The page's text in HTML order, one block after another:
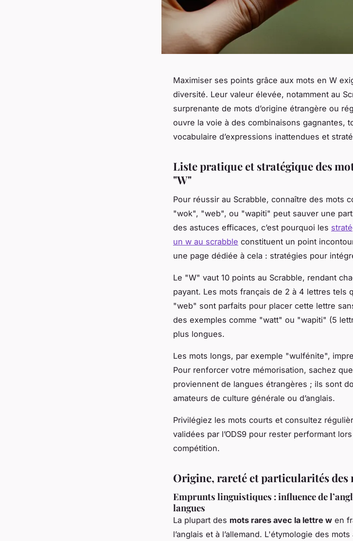
Maximiser ses points grâce aux mots en W
diversité. Leur valeur élevée, notamment au
surprenante de mots d’origine étrangère ou
ouvre la voie à des combinaisons gagnantes,
vocabulaire d’expressions inattendues et
Liste pratique et stratégique des
"W"
Pour réussir au Scrabble, connaître des mots
"wok", "web", ou "wapiti" peut sauver une
des astuces efficaces, c’est pourquoi les
un w au scrabble constituent un point
une page dédiée à cela : stratégies pour
Le "W" vaut 10 points au Scrabble, rendant
payant. Les mots français de 2 à 4 lettres
"web" sont parfaits pour placer cette lettre
des exemples comme "watt" ou "wapiti" (5
plus longues.
Les mots longs, par exemple "wulfénite",
Pour renforcer votre mémorisation, sachez
proviennent de langues étrangères ; ils sont
amateurs de culture générale ou d’anglais.
Privilégiez les mots courts et consultez
validées par l’ODS9 pour rester performant
compétition.
Origine, rareté et particularités des
Emprunts linguistiques : influence de
langues
La plupart des mots rares avec la lettre w en
l’anglais et à l’allemand. L'étymologie des